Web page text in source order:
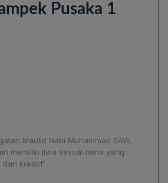
Pusaka 1
Maulid Nabi Muhammad SAW,
memiliki jiwa sesuai tema yang
kreatif’.